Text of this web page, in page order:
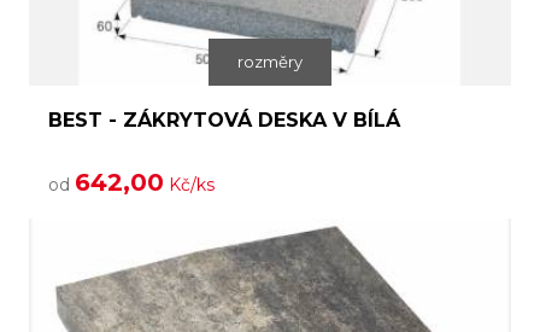
rozměry
BEST - ZÁKRYTOVÁ DESKA V BÍLÁ
od 642,00 Kč/ks